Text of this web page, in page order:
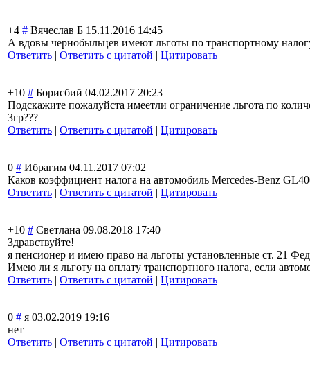
+4 # Вячеслав Б 15.11.2016 14:45
А вдовы чернобыльцев имеют льготы по транспортному
Ответить | Ответить с цитатой | Цитировать
+10 # Борисбий 04.02.2017 20:23
Подскажите пожалуйста имеетли ограничение льгота по
3гр???
Ответить | Ответить с цитатой | Цитировать
0 # Ибрагим 04.11.2017 07:02
Каков коэффициент налога на автомобиль Mercedes-Benz
Ответить | Ответить с цитатой | Цитировать
+10 # Светлана 09.08.2018 17:40
Здравствуйте!
я пенсионер и имею право на льготы установленные ст. 21
Имею ли я льготу на оплату транспортного налога, если
Ответить | Ответить с цитатой | Цитировать
0 # я 03.02.2019 19:16
нет
Ответить | Ответить с цитатой | Цитировать